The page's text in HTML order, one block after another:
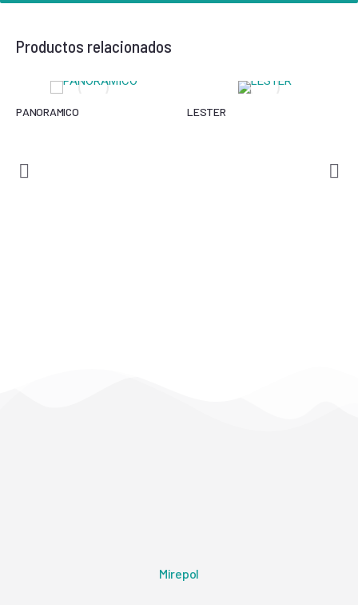
Productos relacionados
PANORAMICO LESTER
Mirepol